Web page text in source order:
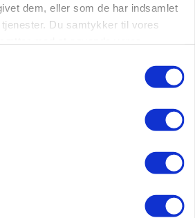
dem, eller som de har indsamlet
Du samtykker til vores
Spæde lyspunkter i fortsat
oksekød